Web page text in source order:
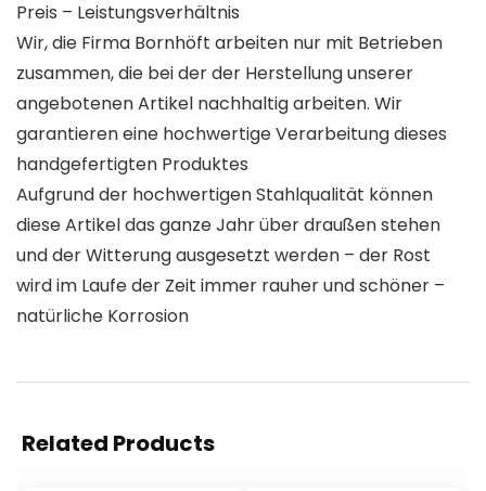
Preis – Leistungsverhältnis
Wir, die Firma Bornhöft arbeiten nur mit Betrieben
zusammen, die bei der der Herstellung unserer
angebotenen Artikel nachhaltig arbeiten. Wir
garantieren eine hochwertige Verarbeitung dieses
handgefertigten Produktes
Aufgrund der hochwertigen Stahlqualität können
diese Artikel das ganze Jahr über draußen stehen
und der Witterung ausgesetzt werden – der Rost
wird im Laufe der Zeit immer rauher und schöner –
natürliche Korrosion
Related Products